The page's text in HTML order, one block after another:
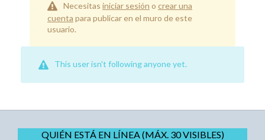
Necesitas iniciar sesión o crear una
cuenta para publicar en el muro de este
usuario.
This user isn't following anyone yet.
QUIÉN ESTÁ EN LÍNEA (MÁX. 30 VISIBLES)